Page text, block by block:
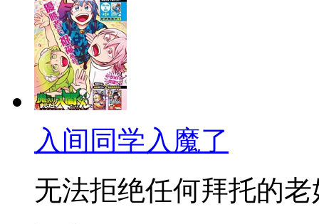
入间同学入魔了
无法拒绝任何拜托的老